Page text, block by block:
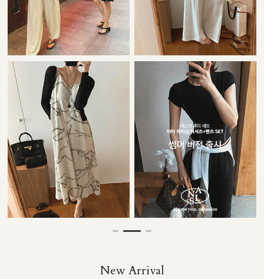
35,000원
29,000원
New Arrival